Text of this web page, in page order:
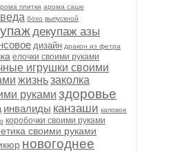
плитки арома саше
бохо выпускной
декупаж азы
дизайн дракон из фетра
елочки своими руками
игрушки своими
жизньзаколка
руками здоровье
инвалиды канзаши каповое
коробочки своими руками
своими руками
новогоднее